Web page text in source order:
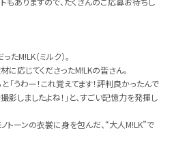
M!LK（ミルク）。
に応じてくださったM!LKの皆さん。
うわー！これ覚えてます！評判良かったんで
しましたよね！」と、すごい記憶力を発揮し
トーンの衣裳に身を包んだ、“大人M!LK”で